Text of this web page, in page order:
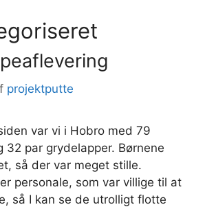
projektputte
var vi i Hobro med 79
par grydelapper. Børnene
så der var meget stille.
personale, som var villige til at
så I kan se de utrolligt flotte